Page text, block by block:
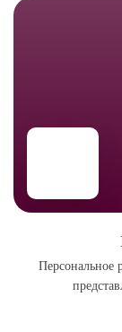
Персональное